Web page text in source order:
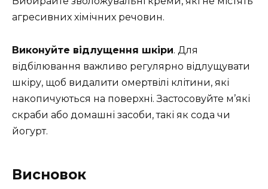
агресивних хімічних речовин.
Виконуйте відлущення шкіри. Для
відбілювання важливо регулярно відлущувати
шкіру, щоб видалити омертвілі клітини, які
накопичуються на поверхні. Застосовуйте м’які
скраби або домашні засоби, такі як сода чи
йогурт.
Висновок